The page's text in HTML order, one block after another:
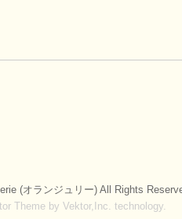
(オランジュリー) All Rights
Themeby Vektor,Inc. technology.